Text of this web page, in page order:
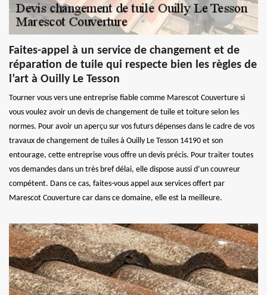
Faites-appel à un service de changement et de
réparation de tuile qui respecte bien les règles de
l’art à Ouilly Le Tesson
Tourner vous vers une entreprise fiable comme Marescot Couverture si
vous voulez avoir un devis de changement de tuile et toiture selon les
normes. Pour avoir un aperçu sur vos futurs dépenses dans le cadre de vos
travaux de changement de tuiles à Ouilly Le Tesson 14190 et son
entourage, cette entreprise vous offre un devis précis. Pour traiter toutes
vos demandes dans un très bref délai, elle dispose aussi d’un couvreur
compétent. Dans ce cas, faites-vous appel aux services offert par
Marescot Couverture car dans ce domaine, elle est la meilleure.